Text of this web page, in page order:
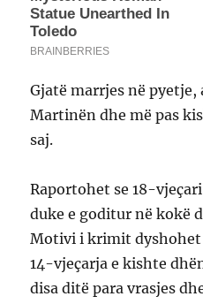
Gjatë marrjes në pyetje,
Martinën dhe më pas
saj.
Raportohet se 18-
duke e goditur në kokë
Motivi i krimit dyshohet
14-vjeçarja e kishte
disa ditë para vrasjes